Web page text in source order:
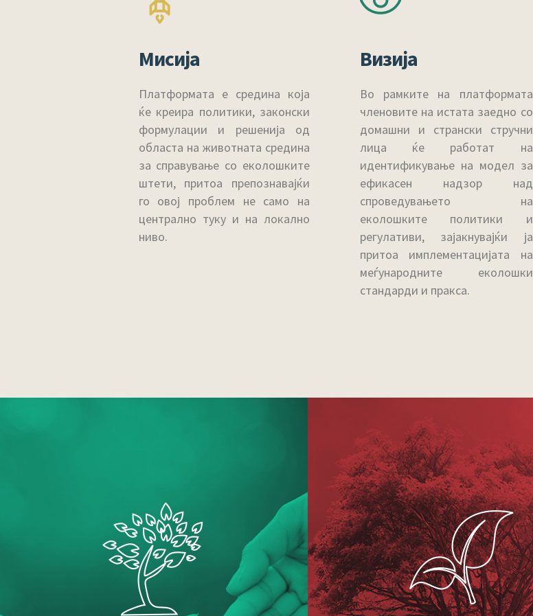
Мисија
Платформата е средина која
ќе креира политики, законски
формулации и решенија од
областа на животната средина
за справување со еколошките
штети, притоа препознавајќи
го овој проблем не само на
централно туку и на локално
ниво.
Визија
Во рамките на платформата
членовите на истата заедно со
домашни и странски стручни
лица ќе работат на
идентификување на модел за
ефикасен надзор над
спроведувањето на
еколошките политики и
регулативи, зајакнувајќи ја
притоа имплементацијата на
меѓународните еколошки
стандарди и пракса.